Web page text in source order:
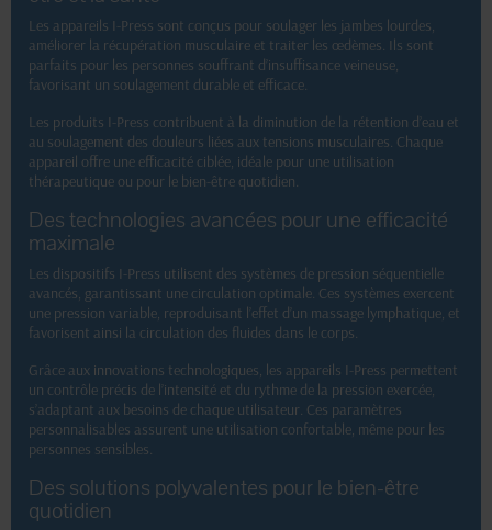
Les appareils I-Press sont conçus pour soulager les jambes lourdes,
améliorer la récupération musculaire et traiter les œdèmes. Ils sont
parfaits pour les personnes souffrant d’insuffisance veineuse,
favorisant un soulagement durable et efficace.
Les produits I-Press contribuent à la diminution de la rétention d’eau et
au soulagement des douleurs liées aux tensions musculaires. Chaque
appareil offre une efficacité ciblée, idéale pour une utilisation
thérapeutique ou pour le bien-être quotidien.
Des technologies avancées pour une efficacité
maximale
Les dispositifs I-Press utilisent des systèmes de pression séquentielle
avancés, garantissant une circulation optimale. Ces systèmes exercent
une pression variable, reproduisant l’effet d’un massage lymphatique, et
favorisent ainsi la circulation des fluides dans le corps.
Grâce aux innovations technologiques, les appareils I-Press permettent
un contrôle précis de l’intensité et du rythme de la pression exercée,
s’adaptant aux besoins de chaque utilisateur. Ces paramètres
personnalisables assurent une utilisation confortable, même pour les
personnes sensibles.
Des solutions polyvalentes pour le bien-être
quotidien